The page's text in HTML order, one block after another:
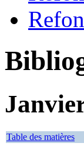
Table des matières